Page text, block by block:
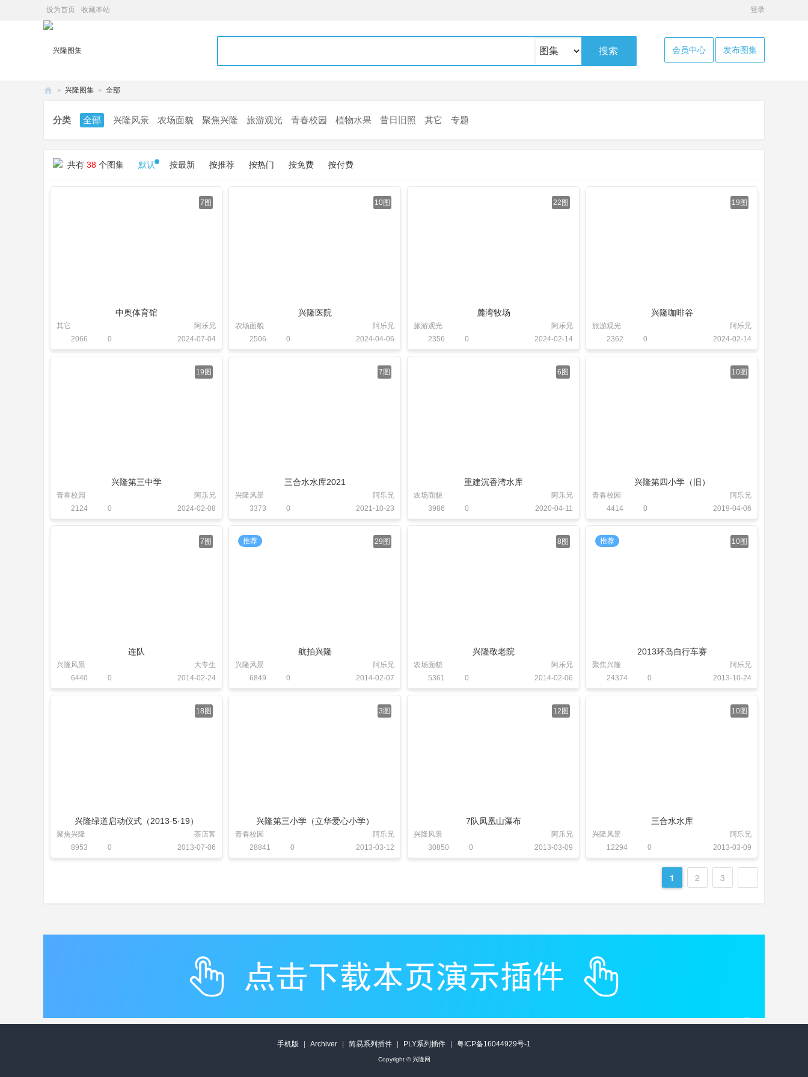
设为首页 收藏本站 登录
搜索 会员中心 发布图集
» 兴隆图集 » 全部
分类 全部 兴隆风景 农场面貌 聚焦兴隆 旅游观光 青春校园 植物水果 昔日旧照 其它 专题
共有 38 个图集 默认 按最新 按推荐 按热门 按免费 按付费
中奥体育馆
其它
阿乐兄
2066
0 2024-07-04
7图
兴隆医院
农场面貌
阿乐兄
2506
0 2024-04-06
10图
麓湾牧场
旅游观光
阿乐兄
2356
0 2024-02-14
22图
兴隆咖啡谷
旅游观光
阿乐兄
2362
0 2024-02-14
19图
兴隆第三中学
青春校园
阿乐兄
2124
0 2024-02-08
19图
三合水水库2021
兴隆风景
阿乐兄
3373
0 2021-10-23
7图
重建沉香湾水库
农场面貌
阿乐兄
3986
0 2020-04-11
6图
兴隆第四小学（旧）
青春校园
阿乐兄
4414
0 2019-04-06
10图
连队
兴隆风景
大专生
6440
0 2014-02-24
7图 推荐
航拍兴隆
兴隆风景
阿乐兄
6849
0 2014-02-07
29图
兴隆敬老院
农场面貌
阿乐兄
5361
0 2014-02-06
8图 推荐
2013环岛自行车赛
聚焦兴隆
阿乐兄
24374
0 2013-10-24
10图
兴隆绿道启动仪式（2013·5·19）
聚焦兴隆
茶店客
8953
0 2013-07-06
18图
兴隆第三小学（立华爱心小学）
青春校园
阿乐兄
28841
0 2013-03-12
3图
7队凤凰山瀑布
兴隆风景
阿乐兄
30850
0 2013-03-09
12图
三合水水库
兴隆风景
阿乐兄
12294
0 2013-03-09
10图
1 2 3
手机版 Archiver 简易系列插件 PLY系列插件 粤ICP备16044929号-1
Copyright ©兴隆网